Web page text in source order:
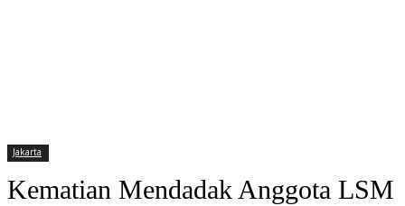
Jakarta
Kematian Mendadak Anggota LSM